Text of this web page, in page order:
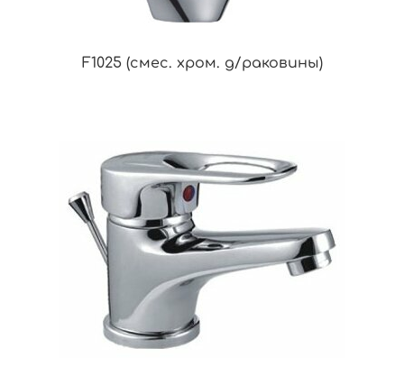
F1025 (смес. хром. д/раковины)